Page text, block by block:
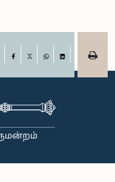
Facebook